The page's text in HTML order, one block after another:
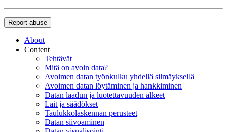
Report abuse
About
Content
Tehtävät
Mitä on avoin data?
Avoimen datan työnkulku yhdellä silmäyksellä
Avoimen datan löytäminen ja hankkiminen
Datan laadun ja luotettavuuden alkeet
Lait ja säädökset
Taulukkolaskennan perusteet
Datan siivoaminen